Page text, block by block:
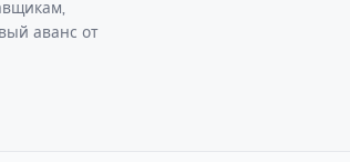
аванс от